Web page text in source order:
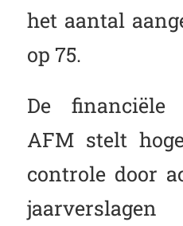
het aantal
op 75.
De financiële
AFM stelt
controle door